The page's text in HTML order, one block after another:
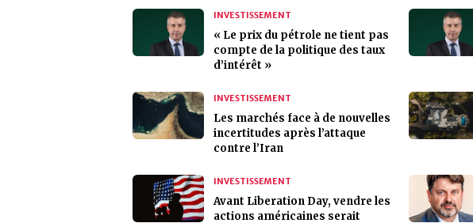
INVESTISSEMENT
« Le prix du pétrole ne tient pas
compte de la politique des taux
d’intérêt »
INVESTISSEMENT
Les marchés face à de nouvelles
incertitudes après l’attaque
contre l’Iran
INVESTISSEMENT
Avant Liberation Day, vendre les
actions américaines serait